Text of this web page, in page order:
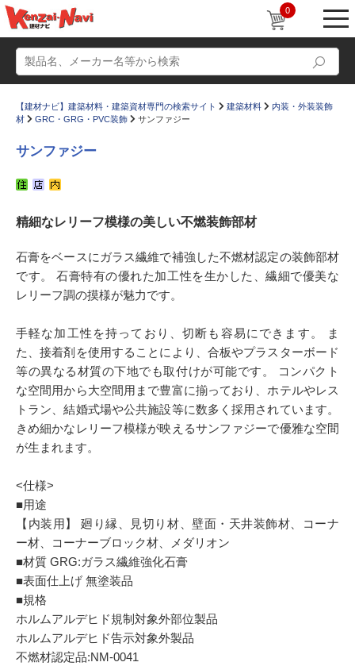
0
かたなび コラム
すまいリング 設計士インタビュー
Q＆A 販売・施工代理店募集
【建材ナビ】建築材料・建築資材専門の検索サイト 建築材料
内装・外装装飾
材
GRC・GRG・PVC装飾 サンファジー
サンファジー
精細なレリーフ模様の美しい不燃装飾部材
石膏をベースにガラス繊維で補強した不燃材認定の装飾部材
です。 石膏特有の優れた加工性を生かした、繊細で優美な
レリーフ調の摸様が魅力です。
手軽な加工性を持っており、切断も容易にできます。 ま
た、接着剤を使用することにより、合板やプラスターボード
等の異なる材質の下地でも取付けが可能です。 コンパクト
な空間用から大空間用まで豊富に揃っており、ホテルやレス
トラン、結婚式場や公共施設等に数多く採用されています。
きめ細かなレリーフ模様が映えるサンファジーで優雅な空間
が生まれます。
<仕様>
■用途
【内装用】 廻り縁、見切り材、壁面・天井装飾材、コーナ
ー材、コーナーブロック材、メダリオン
■材質 GRG:ガラス繊維強化石膏
■表面仕上げ 無塗装品
■規格
ホルムアルデヒド規制対象外部位製品
ホルムアルデヒド告示対象外製品
不燃材認定品:NM-0041